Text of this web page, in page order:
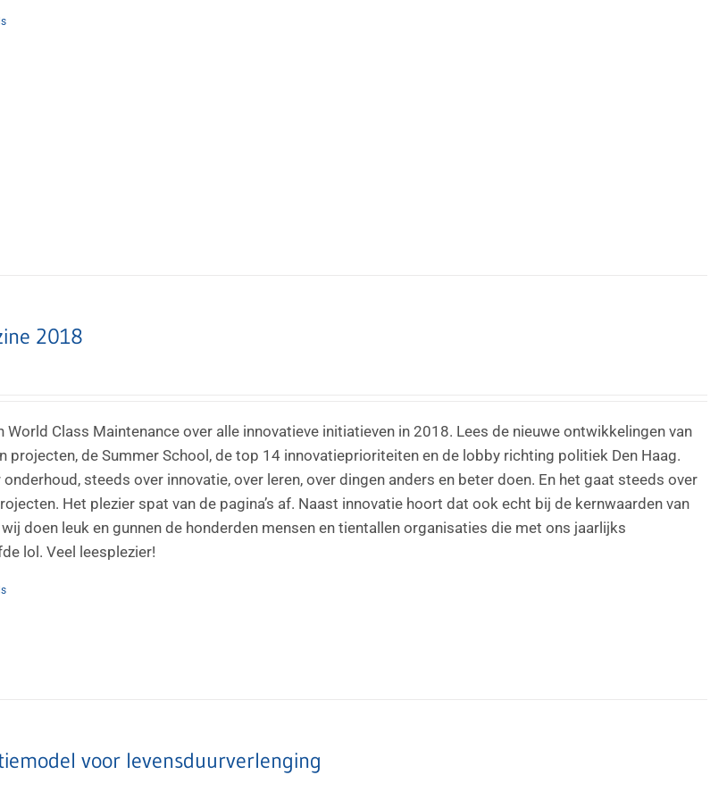
2018
World Class Maintenance over alle innovatieve initiatieven in 2018. Lees de nieuwe ontwikkelingen van
projecten, de Summer School, de top 14 innovatieprioriteiten en de lobby richting politiek Den Haag.
steeds over innovatie, over leren, over dingen anders en beter doen. En het gaat steeds over
Het plezier spat van de pagina’s af. Naast innovatie hoort dat ook echt bij de kernwaarden van
doen leuk en gunnen de honderden mensen en tientallen organisaties die met ons jaarlijks
lol. Veel leesplezier!
voor levensduurverlenging